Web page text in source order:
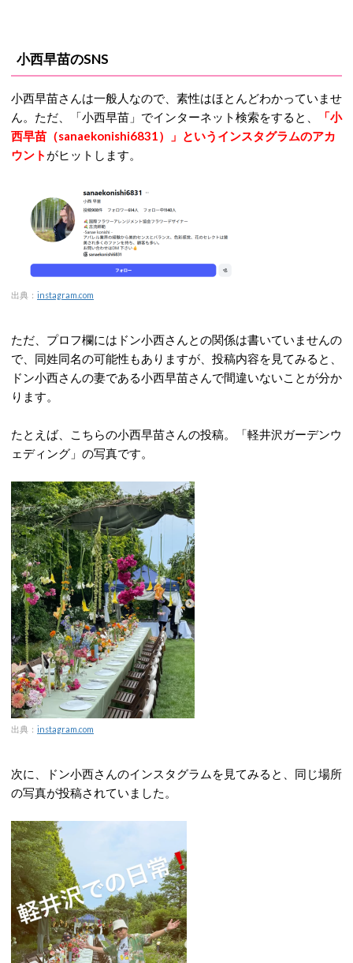
小西早苗のSNS
小西早苗さんは一般人なので、素性はほとんどわかっていませ
ん。ただ、「小西早苗」でインターネット検索をすると、
「小
西早苗（sanaekonishi6831）」というインスタグラムのアカ
ウント がヒットします。
出典： instagram.com
ただ、プロフ欄にはドン小西さんとの関係は書いていませんの
で、同姓同名の可能性もありますが、投稿内容を見てみると、
ドン小西さんの妻である小西早苗さんで間違いないことが分か
ります。
たとえば、こちらの小西早苗さんの投稿。「軽井沢ガーデンウ
ェディング」の写真です。
出典： instagram.com
次に、ドン小西さんのインスタグラムを見てみると、同じ場所
の写真が投稿されていました。